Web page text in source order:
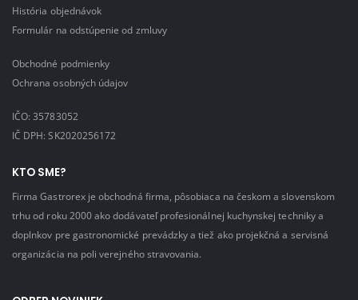
História objednávok
Formulár na odstúpenie od zmluvy
Obchodné podmienky
Ochrana osobných údajov
IČO: 35783052
IČ DPH: SK2020256172
KTO SME?
Firma Gastrorex je obchodná firma, pôsobiaca na českom a slovenskom
trhu od roku 2000 ako dodávateľ profesionálnej kuchynskej techniky a
doplnkov pre gastronomické prevádzky a tiež ako projekčná a servisná
organizácia na poli verejného stravovania.